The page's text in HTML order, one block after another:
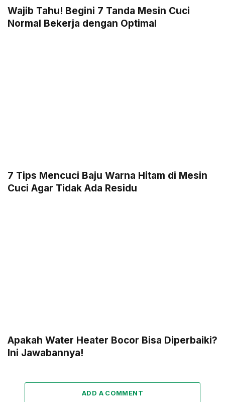
Wajib Tahu! Begini 7 Tanda Mesin Cuci
Normal Bekerja dengan Optimal
7 Tips Mencuci Baju Warna Hitam di Mesin
Cuci Agar Tidak Ada Residu
Apakah Water Heater Bocor Bisa Diperbaiki?
Ini Jawabannya!
ADD A COMMENT